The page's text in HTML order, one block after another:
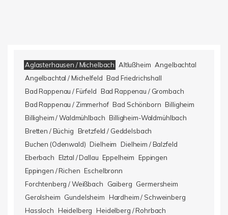
Aglasterhausen / Michelbach Altlußheim Angelbachtal
Angelbachtal / Michelfeld Bad Friedrichshall
Bad Rappenau / Fürfeld Bad Rappenau / Grombach
Bad Rappenau / Zimmerhof Bad Schönborn Billigheim
Billigheim / Waldmühlbach Billigheim-Waldmühlbach
Bretten / Büchig Bretzfeld / Geddelsbach
Buchen (Odenwald) Dielheim Dielheim / Balzfeld
Eberbach Elztal / Dallau Eppelheim Eppingen
Eppingen / Richen Eschelbronn
Forchtenberg / Weißbach
Gaiberg Germersheim
Gerolsheim Gundelsheim Hardheim / Schweinberg
Hassloch Heidelberg Heidelberg / Rohrbach